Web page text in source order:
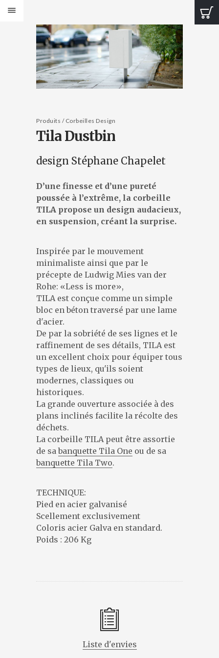
PRODUITS
Bancs Design
Bancs Classic
Banquettes Design
Banquettes Classic
Jardinières Design
Jardinières classiques
Corbeilles Design
Corbeilles classiques
Cendriers et fontaines
Éléments de voirie
CATALOGUES
DESIGNERS
ACTUALITÉS
RÉFÉRENCES
CONTACT
Produits / Corbeilles Design
Tila Dustbin
design Stéphane Chapelet
D’une finesse et d’une pureté
poussée à l’extrême, la corbeille
TILA propose un design audacieux,
en suspension, créant la surprise.
Inspirée par le mouvement
minimaliste ainsi que par le
précepte de Ludwig Mies van der
Rohe: «Less is more»,
TILA est conçue comme un simple
bloc en béton traversé par une lame
d'acier.
De par la sobriété de ses lignes et le
raffinement de ses détails, TILA est
un excellent choix pour équiper tous
types de lieux, qu'ils soient
modernes, classiques ou
historiques.
La grande ouverture associée à des
plans inclinés facilite la récolte des
déchets.
La corbeille TILA peut être assortie
de sabanquette Tila One ou de sa
banquette Tila Two.
TECHNIQUE:
Pied en acier galvanisé
Scellement exclusivement
Coloris acier Galva en standard.
Poids : 206 Kg
Liste d'envies